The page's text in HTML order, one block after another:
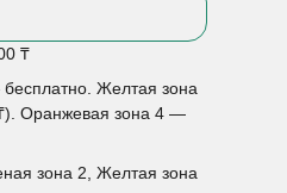
₸
Желтая зона
Оранжевая зона 4 —
зона 2, Желтая зона